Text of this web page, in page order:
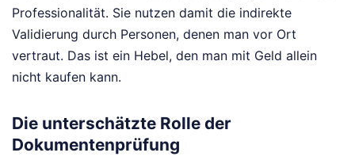
Professionalität. Sie nutzen damit die indirekte
Validierung durch Personen, denen man vor Ort
vertraut. Das ist ein Hebel, den man mit Geld allein
nicht kaufen kann.
Die unterschätzte Rolle der
Dokumentenprüfung